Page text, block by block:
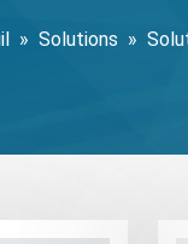
» Solutions »